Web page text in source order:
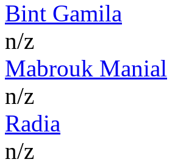
Bint Gamila
n/z
Mabrouk Manial
n/z
Radia
n/z